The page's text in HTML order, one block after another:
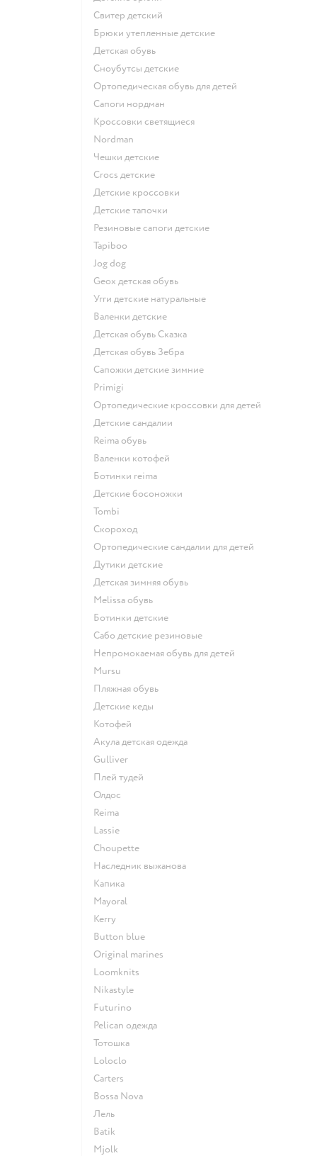
Свитер детский
Брюки утепленные детские
Детская обувь
Сноубутсы детские
Ортопедическая обувь для детей
Сапоги нордман
Кроссовки светящиеся
Nordman
Чешки детские
Crocs детские
Детские кроссовки
Детские тапочки
Резиновые сапоги детские
Tapiboo
Jog dog
Geox детская обувь
Угги детские натуральные
Валенки детские
Детская обувь Сказка
Детская обувь Зебра
Сапожки детские зимние
Primigi
Ортопедические кроссовки для детей
Детские сандалии
Reima обувь
Валенки котофей
Ботинки reima
Детские босоножки
Tombi
Скороход
Ортопедические сандалии для детей
Дутики детские
Детская зимняя обувь
Melissa обувь
Ботинки детские
Сабо детские резиновые
Непромокаемая обувь для детей
Mursu
Пляжная обувь
Детские кеды
Котофей
Акула детская одежда
Gulliver
Плей тудей
Олдос
Reima
Lassie
Choupette
Наследник выжанова
Капика
Mayoral
Kerry
Button blue
Original marines
Loomknits
Nikastyle
Futurino
Pelican одежда
Тотошка
Loloclo
Сarters
Bossa Nova
Лель
Batik
Mjolk